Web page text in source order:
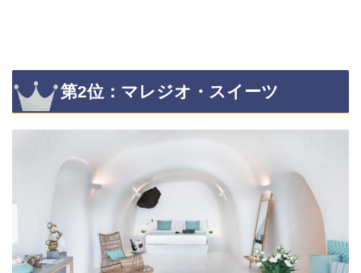
第2位：マレジオ・スイーツ